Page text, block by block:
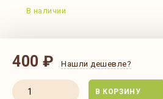
В наличии
400 ₽ Нашли дешевле?
В КОРЗИНУ